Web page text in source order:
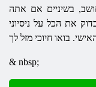
בשיניים אם אתה
את הכל על ניסיוני
& nbsp;